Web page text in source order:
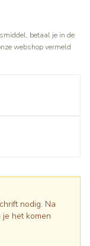
betaal je in de
webshop vermeld
nodig. Na
het komen